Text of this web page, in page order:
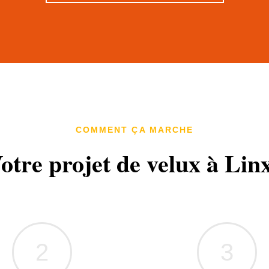
COMMENT ÇA MARCHE
projet de velux à
2 3